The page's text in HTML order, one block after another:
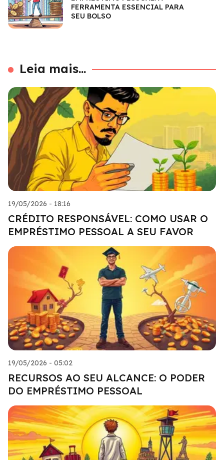
FERRAMENTA ESSENCIAL PARA
SEU BOLSO
Leia mais...
19/05/2026 - 18:16
CRÉDITO RESPONSÁVEL: COMO USAR O
EMPRÉSTIMO PESSOAL A SEU FAVOR
19/05/2026 - 05:02
RECURSOS AO SEU ALCANCE: O PODER
DO EMPRÉSTIMO PESSOAL